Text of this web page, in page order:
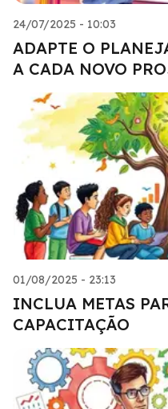
24/07/2025 - 10:03
ADAPTE O
A CADA NOVO
01/08/2025 - 23:13
INCLUA METAS
CAPACITAÇÃO